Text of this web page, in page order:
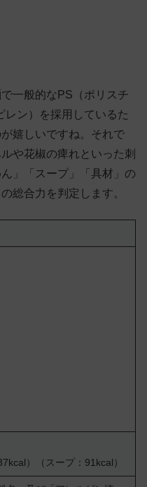
一般的なPS（ポリスチ
レン）を採用しているた
嬉しいですね。それで
や花椒の痺れといった刺
」「スープ」「具材」の
総合力を判定します。
）（スープ：91kcal）